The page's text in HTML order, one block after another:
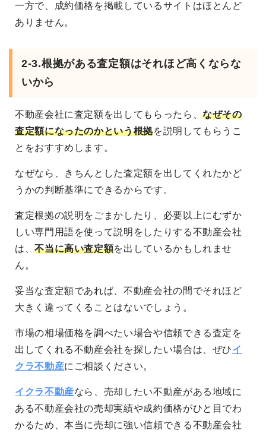
一方で、成約価格を掲載しているサイトはほとんど
ありません。
2-3.根拠がある査定額はそれほど高くならな
いから
不動産会社に査定額を出してもらったら、なぜその
査定額になったのかという根拠を説明してもらうこ
とをおすすめします。
なぜなら、きちんとした査定額を出してくれたかど
うかの判断基準にできるからです。
査定根拠の説明をごまかしたり、必要以上にむずか
しい専門用語を使って説明をしたりする不動産会社
は、不当に高い査定額を出しているかもしれませ
ん。
妥当な査定額であれば、不動産会社の間でそれほど
大きく違ってくることはないでしょう。
市場の相場価格を調べたい場合や信頼できる査定を
出してくれる不動産会社を探したい場合は、ぜひイ
クラ不動産にご相談ください。
イクラ不動産なら、売却したい不動産がある地域に
ある不動産会社の売却実績や成約価格がひと目でわ
かるため、本当に売却に強い信頼できる不動産会社